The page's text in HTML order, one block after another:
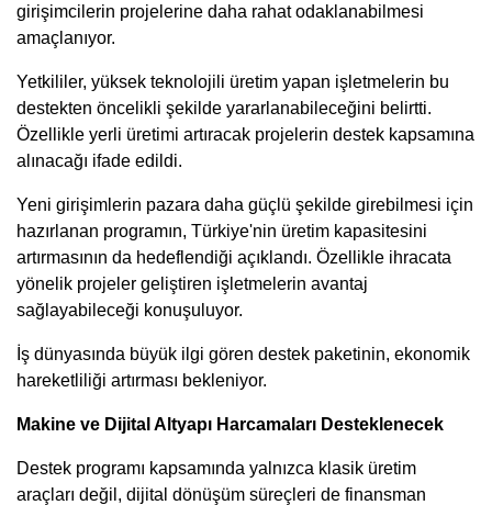
girişimcilerin projelerine daha rahat odaklanabilmesi
amaçlanıyor.
Yetkililer, yüksek teknolojili üretim yapan işletmelerin bu
destekten öncelikli şekilde yararlanabileceğini belirtti.
Özellikle yerli üretimi artıracak projelerin destek kapsamına
alınacağı ifade edildi.
Yeni girişimlerin pazara daha güçlü şekilde girebilmesi için
hazırlanan programın, Türkiye'nin üretim kapasitesini
artırmasının da hedeflendiği açıklandı. Özellikle ihracata
yönelik projeler geliştiren işletmelerin avantaj
sağlayabileceği konuşuluyor.
İş dünyasında büyük ilgi gören destek paketinin, ekonomik
hareketliliği artırması bekleniyor.
Makine ve Dijital Altyapı Harcamaları Desteklenecek
Destek programı kapsamında yalnızca klasik üretim
araçları değil, dijital dönüşüm süreçleri de finansman